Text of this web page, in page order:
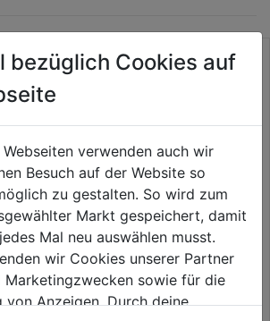
Pockets
Montagekoffer Basic leer
0.0 (0)
0.0
bezüglich Cookies auf
verwenden auch wir
Besuch auf der Website so
zu gestalten. So wird zum
Markt gespeichert, damit
Mal neu auswählen musst.
wir Cookies unserer Partner
Marketingzwecken sowie für die
von Anzeigen. Durch deine